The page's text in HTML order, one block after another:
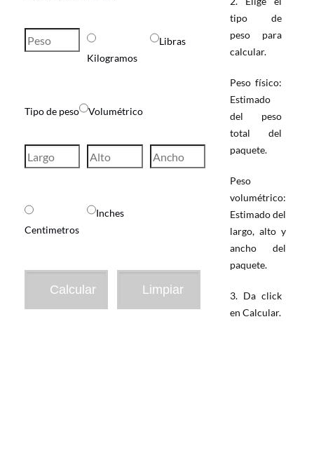
Kilogramos
Libras
Tipo de peso Volumétrico
Centimetros
Inches
tipo de
peso para
calcular.
Peso físico:
Estimado
del peso
total del
paquete.
Peso
volumétrico:
Estimado del
largo, alto y
ancho del
paquete.
3. Da click
en Calcular.